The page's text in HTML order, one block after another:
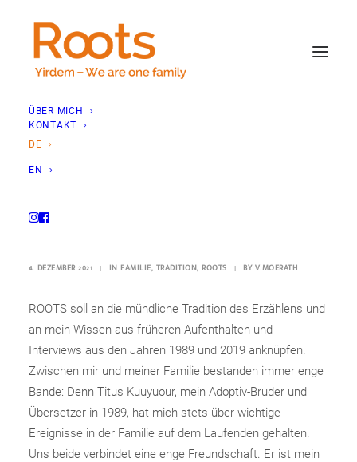
ÜBER MICH
KONTAKT
DE
EN
Ein Herzensprojekt
4. DEZEMBER 2021 | IN FAMILIE, TRADITION, ROOTS | BYV.MOERATH
ROOTS soll an die mündliche Tradition des Erzählens und
an mein Wissen aus früheren Aufenthalten und
Interviews aus den Jahren 1989 und 2019 anknüpfen.
Zwischen mir und meiner Familie bestanden immer enge
Bande: Denn Titus Kuuyuour, mein Adoptiv-Bruder und
Übersetzer in 1989, hat mich stets über wichtige
Ereignisse in der Familie auf dem Laufenden gehalten.
Uns beide verbindet eine enge Freundschaft. Er ist mein